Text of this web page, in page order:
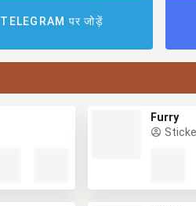
TELEGRAM पर जोड़ें
Furry